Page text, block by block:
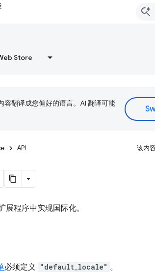
Store
容翻译成您偏好的语言。AI 翻译可能
API 该内
程序中实现国际化。
必须定义 "default_locale" 。